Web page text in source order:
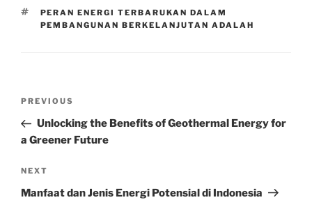
TAGS
PERAN ENERGI TERBARUKAN DALAM
PEMBANGUNAN BERKELANJUTAN ADALAH
Previous
Post
PREVIOUS
Unlocking the Benefits of Geothermal Energy for
a Greener Future
Next
Post
NEXT
Manfaat dan Jenis Energi Potensial di Indonesia